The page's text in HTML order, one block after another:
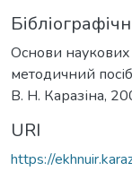
Основи наукових
методичний
В. Н. Каразіна,
URI
https://